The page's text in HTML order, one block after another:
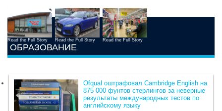
Read the Full Story Read the Full Story Read the Full Story
ОБРАЗОВАНИЕ
Ofqual оштрафовал Cambridge English на
875 000 фунтов стерлингов за неверные
результаты международных тестов по
английскому языку